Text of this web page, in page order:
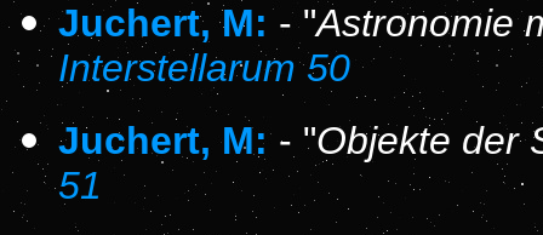
Juchert, M:- "Astronomie
Interstellarum 50
Juchert, M:- "Objekte der
51